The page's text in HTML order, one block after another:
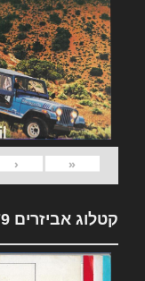
«
‹
קטלוג אביזרים 1979 Jeep